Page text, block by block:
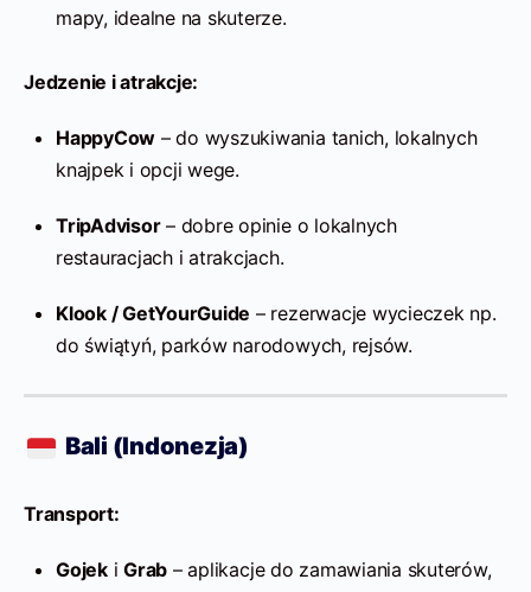
mapy, idealne na skuterze.
Jedzenie i atrakcje:
HappyCow – do wyszukiwania tanich, lokalnych
knajpek i opcji wege.
TripAdvisor– dobre opinie o lokalnych
restauracjach i atrakcjach.
Klook / GetYourGuide – rezerwacje wycieczek np.
do świątyń, parków narodowych, rejsów.
Bali (Indonezja)
Transport:
GojekiGrab – aplikacje do zamawiania skuterów,